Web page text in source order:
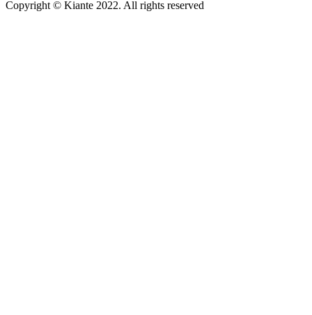
Copyright © Kiante 2022. All rights reserved